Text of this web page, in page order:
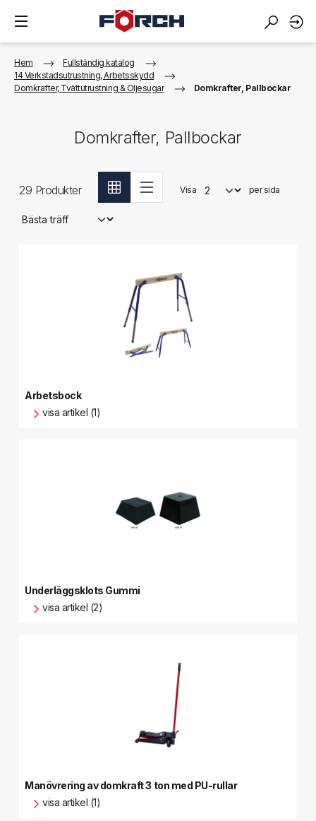
Hem
Fullständig katalog
14 Verkstadsutrustning, Arbetsskydd
Domkrafter, Tvättutrustning & Oljesugar
Domkrafter, Pallbockar
Domkrafter, Pallbockar
29 Produkter Visa per sida
Arbetsbock
visa artikel (1)
Underläggsklots Gummi
visa artikel (2)
Manövrering av domkraft 3 ton med PU-rullar
visa artikel (1)